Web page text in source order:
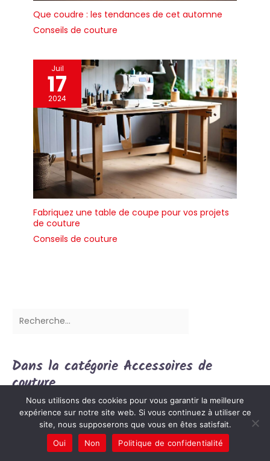
avec un stylo, un crayon ou
facilement et en douceur
et est facile à déchirer, à
appliquer et à manipuler
DÉVIDOIR MANUEL
RECHARGEABLE INCLUS : le
dévidoir manuel permet
des recharges faciles,
permet une utilisation
répétée et vous aide
toujours à trouver la fin du
ruban
Que coudre : les tendances de cet automne
Conseils de couture
Juil
17
2024
Fabriquez une table de coupe pour vos projets
de couture
Conseils de couture
Dans la catégorie Accessoires de
couture
Nous utilisons des cookies pour vous garantir la meilleure
expérience sur notre site web. Si vous continuez à utiliser ce
site, nous supposerons que vous en êtes satisfait.
Oui
Non Politique de confidentialité